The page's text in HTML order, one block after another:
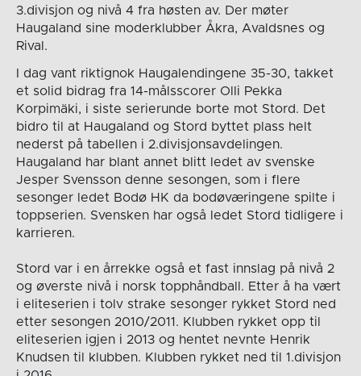
3.divisjon og nivå 4 fra høsten av. Der møter
Haugaland sine moderklubber Åkra, Avaldsnes og
Rival.
I dag vant riktignok Haugalendingene 35-30, takket
et solid bidrag fra 14-målsscorer Olli Pekka
Korpimäki, i siste serierunde borte mot Stord. Det
bidro til at Haugaland og Stord byttet plass helt
nederst på tabellen i 2.divisjonsavdelingen.
Haugaland har blant annet blitt ledet av svenske
Jesper Svensson denne sesongen, som i flere
sesonger ledet Bodø HK da bodøværingene spilte i
toppserien. Svensken har også ledet Stord tidligere i
karrieren.
Stord var i en årrekke også et fast innslag på nivå 2
og øverste nivå i norsk topphåndball. Etter å ha vært
i eliteserien i tolv strake sesonger rykket Stord ned
etter sesongen 2010/2011. Klubben rykket opp til
eliteserien igjen i 2013 og hentet nevnte Henrik
Knudsen til klubben. Klubben rykket ned til 1.divisjon